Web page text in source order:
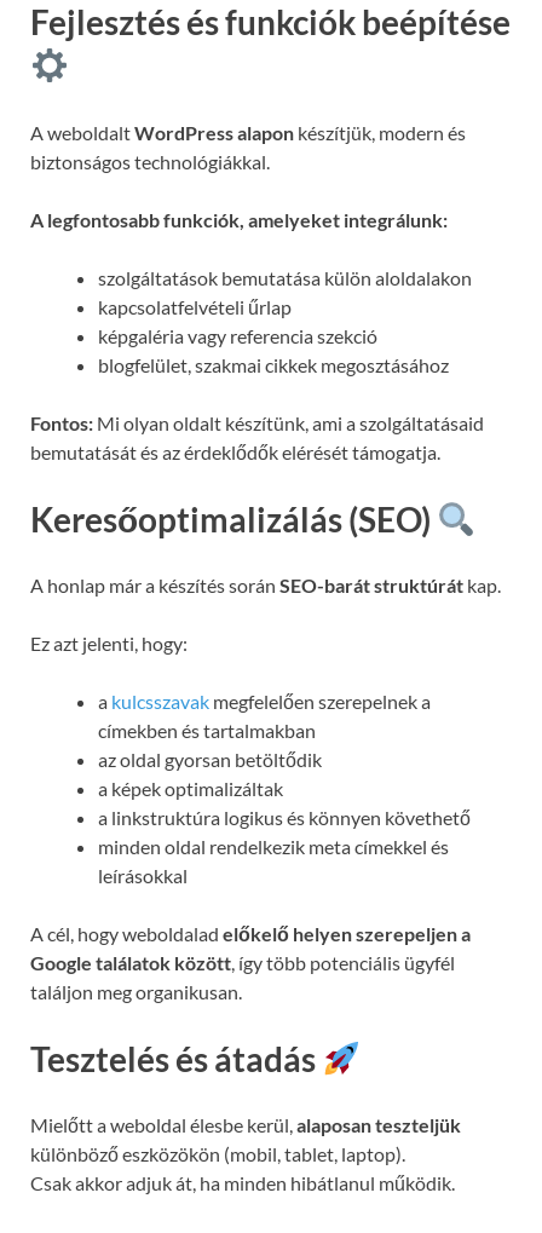
Fejlesztés és funkciók beépítése
A weboldaltWordPress alapon készítjük, modern és
biztonságos technológiákkal.
A legfontosabb funkciók, amelyeket integrálunk:
szolgáltatások bemutatása külön aloldalakon
kapcsolatfelvételi űrlap
képgaléria vagy referencia szekció
blogfelület, szakmai cikkek megosztásához
Fontos: Mi olyan oldalt készítünk, ami a szolgáltatásaid
bemutatását és az érdeklődők elérését támogatja.
Keresőoptimalizálás (SEO)
A honlap már a készítés során SEO-barát struktúrát kap.
Ez azt jelenti, hogy:
a kulcsszavak megfelelően szerepelnek a
címekben és tartalmakban
az oldal gyorsan betöltődik
a képek optimalizáltak
a linkstruktúra logikus és könnyen követhető
minden oldal rendelkezik meta címekkel és
leírásokkal
A cél, hogy weboldalad előkelő helyen szerepeljen a
Google találatok között, így több potenciális ügyfél
találjon meg organikusan.
Tesztelés és átadás
Mielőtt a weboldal élesbe kerül,alaposan teszteljük
különböző eszközökön (mobil, tablet, laptop).
Csak akkor adjuk át, ha minden hibátlanul működik.